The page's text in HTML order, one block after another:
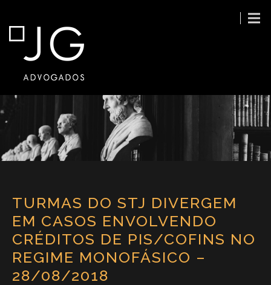
TURMAS DO STJ DIVERGEM
EM CASOS ENVOLVENDO
CRÉDITOS DE PIS/COFINS NO
REGIME MONOFÁSICO –
28/08/2018